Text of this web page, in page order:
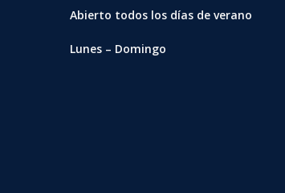
Abierto todos los días de verano
Lunes – Domingo